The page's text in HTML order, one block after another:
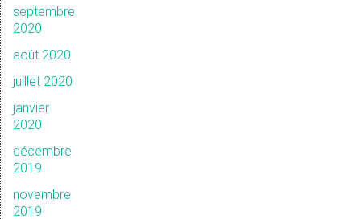
septembre
2020
août 2020
juillet 2020
janvier
2020
décembre
2019
novembre
2019